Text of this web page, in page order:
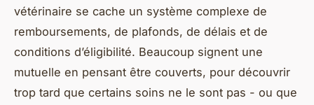
vétérinaire se cache un système complexe de
remboursements, de plafonds, de délais et de
conditions d’éligibilité. Beaucoup signent une
mutuelle en pensant être couverts, pour découvrir
trop tard que certains soins ne le sont pas - ou que